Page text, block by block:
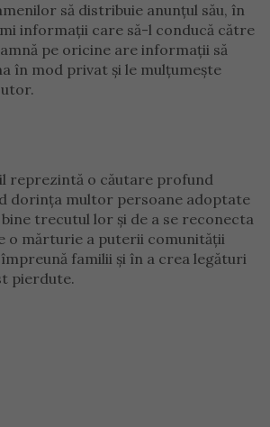
să distribuie anunțul său, în
informații care să-l conducă către
pe oricine are informații să
în mod privat și le mulțumește
reprezintă o căutare profund
dorința multor persoane adoptate
trecutul lor și de a se reconecta
o mărturie a puterii comunității
familii și în a crea legături
pierdute.